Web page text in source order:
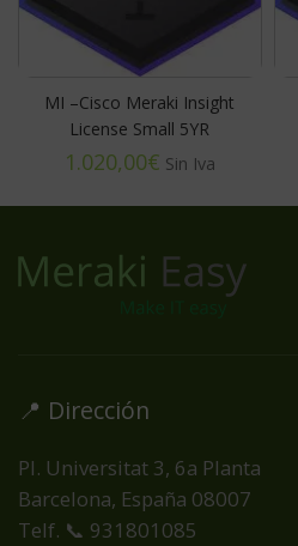
MI –Cisco Meraki Insight
License Small 5YR
€
📍 Dirección
Pl. Universitat 3, 6a Planta
Barcelona, España 08007
Telf. 📞 931801085